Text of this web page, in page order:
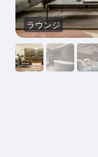
ラウンジ